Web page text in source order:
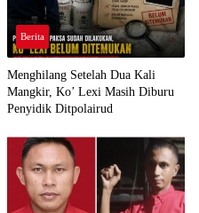
Berita
Menghilang Setelah Dua Kali
Mangkir, Ko’ Lexi Masih Diburu
Penyidik Ditpolairud